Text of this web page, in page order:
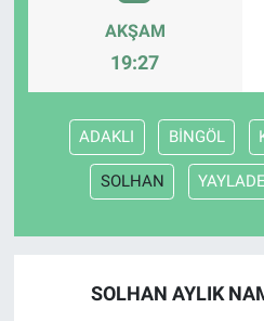
AKŞAM
19:27
ADAKLI BİNGÖL
SOLHAN
SOLHAN AYLIK